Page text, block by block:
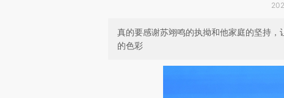
真的要感谢苏翊鸣的执拗和他家庭的坚持
的色彩